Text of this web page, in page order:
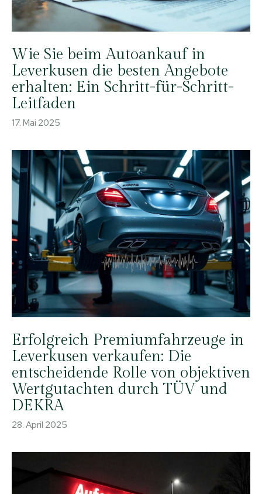
Wie Sie beim Autoankauf in
Leverkusen die besten Angebote
erhalten: Ein Schritt-für-Schritt-
Leitfaden
17. Mai 2025
Erfolgreich Premiumfahrzeuge in
Leverkusen verkaufen: Die
entscheidende Rolle von objektiven
Wertgutachten durch TÜV und
DEKRA
28. April 2025